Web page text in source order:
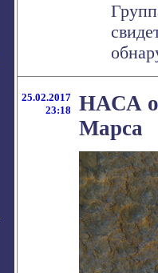
25.02.2017
23:18
НАСА
Марса